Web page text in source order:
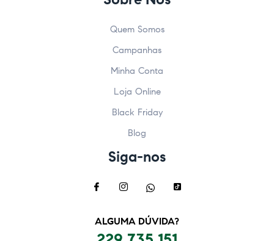
Quem Somos
Campanhas
Minha Conta
Loja Online
Black Friday
Blog
Siga-nos
ALGUMA DÚVIDA?